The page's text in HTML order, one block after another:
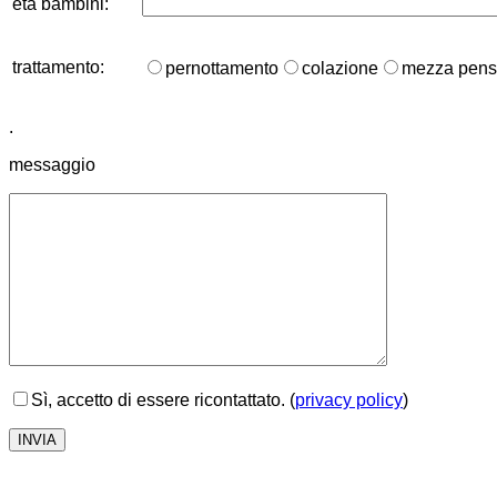
trattamento: pernottamento colazione mezza
.
messaggio
Sì, accetto di essere ricontattato. (privacy policy)